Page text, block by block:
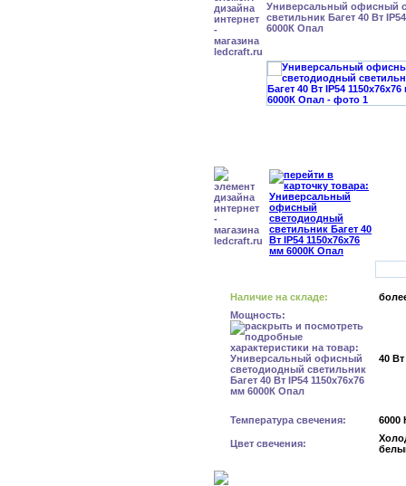
Универсальный офисный
светильник Багет 40 Вт
6000К Опал
Наличие на складе:
Мощность:
40 Вт
Температура свечения: 6000
Цвет свечения: